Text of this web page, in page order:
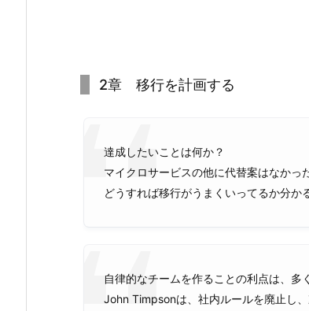
2章 移行を計画する
達成したいことは何か？
マイクロサービスの他に代替案はなかっ
どうすれば移行がうまくいってるか分か
自律的なチームを作ることの利点は、多
John Timpsonは、社内ルールを廃止し